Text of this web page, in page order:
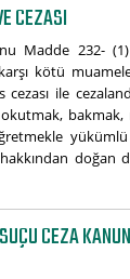
CEZASI
Madde 232-
kötü
ile
bakmak,
doğan
CEZA